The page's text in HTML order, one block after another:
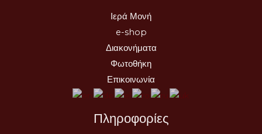
Ιερά Μονή
e-shop
Διακονήματα
Φωτοθήκη
Επικοινωνία
Πληροφορίες